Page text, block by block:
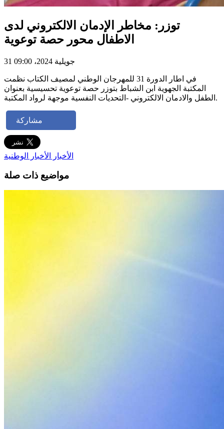
توزر: مخاطر الإدمان الالكتروني لدى
الاطفال محور حصة توعوية
31 جويلية 2024، 09:00
في اطار الدورة 31 للمهرجان الوطني لمصيف الكتاب نظمت
المكتبة الجهوية ابن الشباط بتوزر حصة توعوية تحسيسية بعنوان
الطفل والادمان الالكتروني -التحديات النفسية موجهة لرواد المكتبة.
مشاركة
الأخبار الأخبار الوطنية
مواضيع ذات صلة